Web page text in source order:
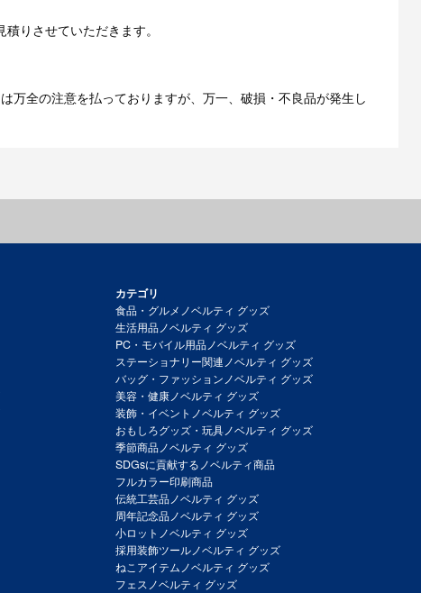
りさせていただきます。
万全の注意を払っておりますが、万一、破損・不良品が発生し
カテゴリ
食品・グルメノベルティ グッズ
生活用品ノベルティ グッズ
PC・モバイル用品ノベルティ グッズ
ステーショナリー関連ノベルティ グッズ
バッグ・ファッションノベルティ グッズ
美容・健康ノベルティ グッズ
装飾・イベントノベルティ グッズ
おもしろグッズ・玩具ノベルティ グッズ
季節商品ノベルティ グッズ
SDGsに貢献するノベルティ商品
フルカラー印刷商品
伝統工芸品ノベルティ グッズ
周年記念品ノベルティ グッズ
小ロットノベルティ グッズ
採用装飾ツールノベルティ グッズ
ねこアイテムノベルティ グッズ
フェスノベルティ グッズ